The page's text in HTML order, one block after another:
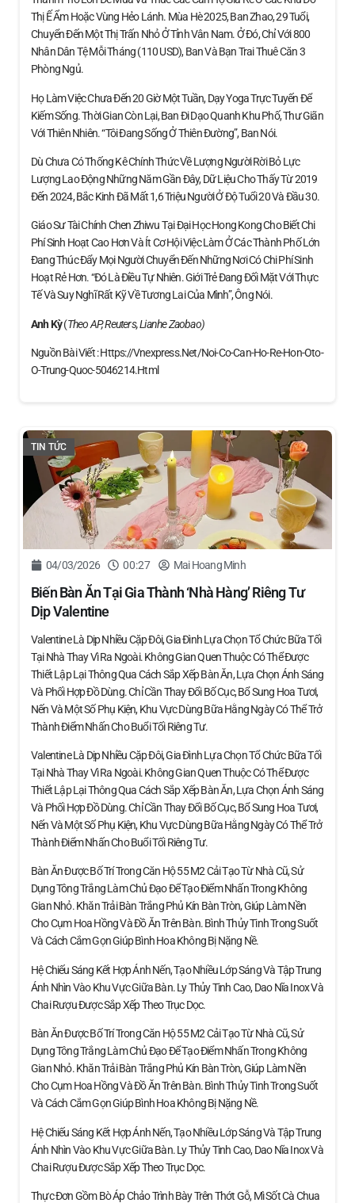
Thị Ế Ẩm Hoặc Vùng Hẻo Lánh. Mùa Hè 2025, Ban Zhao, 29 Tuổi,
Chuyển Đến Một Thị Trấn Nhỏ Ở Tỉnh Vân Nam. Ở Đó, Chỉ Với 800
Nhân Dân Tệ Mỗi Tháng (110 USD), Ban Và Bạn Trai Thuê Căn 3
Phòng Ngủ.
Họ Làm Việc Chưa Đến 20 Giờ Một Tuần, Dạy Yoga Trực Tuyến Để
Kiếm Sống. Thời Gian Còn Lại, Ban Đi Dạo Quanh Khu Phố, Thư Giãn
Với Thiên Nhiên. “Tôi Đang Sống Ở Thiên Đường”, Ban Nói.
Dù Chưa Có Thống Kê Chính Thức Về Lượng Người Rời Bỏ Lực
Lượng Lao Động Những Năm Gần Đây, Dữ Liệu Cho Thấy Từ 2019
Đến 2024, Bắc Kinh Đã Mất 1,6 Triệu Người Ở Độ Tuổi 20 Và Đầu 30.
Giáo Sư Tài Chính Chen Zhiwu Tại Đại Học Hong Kong Cho Biết Chi
Phí Sinh Hoạt Cao Hơn Và Ít Cơ Hội Việc Làm Ở Các Thành Phố Lớn
Đang Thúc Đẩy Mọi Người Chuyển Đến Những Nơi Có Chi Phí Sinh
Hoạt Rẻ Hơn. “Đó Là Điều Tự Nhiên. Giới Trẻ Đang Đối Mặt Với Thực
Tế Và Suy Nghĩ Rất Kỹ Về Tương Lai Của Mình”, Ông Nói.
Anh Kỳ(Theo AP, Reuters, Lianhe Zaobao)
Nguồn Bài Viết : Https://vnexpress.net/noi-Co-Can-Ho-Re-Hon-Oto-
O-Trung-Quoc-5046214.html
TIN TỨC
04/03/2026 00:27 Mai Hoang Minh
Biến Bàn Ăn Tại Gia Thành ‘nhà Hàng’ Riêng Tư
Dịp Valentine
Valentine Là Dịp Nhiều Cặp Đôi, Gia Đình Lựa Chọn Tổ Chức Bữa Tối
Tại Nhà Thay Vì Ra Ngoài. Không Gian Quen Thuộc Có Thể Được
Thiết Lập Lại Thông Qua Cách Sắp Xếp Bàn Ăn, Lựa Chọn Ánh Sáng
Và Phối Hợp Đồ Dùng. Chỉ Cần Thay Đổi Bố Cục, Bổ Sung Hoa Tươi,
Nến Và Một Số Phụ Kiện, Khu Vực Dùng Bữa Hằng Ngày Có Thể Trở
Thành Điểm Nhấn Cho Buổi Tối Riêng Tư.
Valentine Là Dịp Nhiều Cặp Đôi, Gia Đình Lựa Chọn Tổ Chức Bữa Tối
Tại Nhà Thay Vì Ra Ngoài. Không Gian Quen Thuộc Có Thể Được
Thiết Lập Lại Thông Qua Cách Sắp Xếp Bàn Ăn, Lựa Chọn Ánh Sáng
Và Phối Hợp Đồ Dùng. Chỉ Cần Thay Đổi Bố Cục, Bổ Sung Hoa Tươi,
Nến Và Một Số Phụ Kiện, Khu Vực Dùng Bữa Hằng Ngày Có Thể Trở
Thành Điểm Nhấn Cho Buổi Tối Riêng Tư.
Bàn Ăn Được Bố Trí Trong Căn Hộ 55 M2 Cải Tạo Từ Nhà Cũ, Sử
Dụng Tông Trắng Làm Chủ Đạo Để Tạo Điểm Nhấn Trong Không
Gian Nhỏ. Khăn Trải Bàn Trắng Phủ Kín Bàn Tròn, Giúp Làm Nền
Cho Cụm Hoa Hồng Và Đồ Ăn Trên Bàn. Bình Thủy Tinh Trong Suốt
Và Cách Cắm Gọn Giúp Bình Hoa Không Bị Nặng Nề.
Hệ Chiếu Sáng Kết Hợp Ánh Nến, Tạo Nhiều Lớp Sáng Và Tập Trung
Ánh Nhìn Vào Khu Vực Giữa Bàn. Ly Thủy Tinh Cao, Dao Nĩa Inox Và
Chai Rượu Được Sắp Xếp Theo Trục Dọc.
Bàn Ăn Được Bố Trí Trong Căn Hộ 55 M2 Cải Tạo Từ Nhà Cũ, Sử
Dụng Tông Trắng Làm Chủ Đạo Để Tạo Điểm Nhấn Trong Không
Gian Nhỏ. Khăn Trải Bàn Trắng Phủ Kín Bàn Tròn, Giúp Làm Nền
Cho Cụm Hoa Hồng Và Đồ Ăn Trên Bàn. Bình Thủy Tinh Trong Suốt
Và Cách Cắm Gọn Giúp Bình Hoa Không Bị Nặng Nề.
Hệ Chiếu Sáng Kết Hợp Ánh Nến, Tạo Nhiều Lớp Sáng Và Tập Trung
Ánh Nhìn Vào Khu Vực Giữa Bàn. Ly Thủy Tinh Cao, Dao Nĩa Inox Và
Chai Rượu Được Sắp Xếp Theo Trục Dọc.
Thực Đơn Gồm Bò Áp Chảo Trình Bày Trên Thớt Gỗ, Mì Sốt Cà Chua